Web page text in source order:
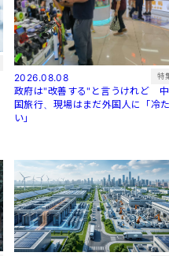
2026.08.08 特
政府は"改善する"と言うけれど 中
国旅行、現場はまだ外国人に「冷
い」